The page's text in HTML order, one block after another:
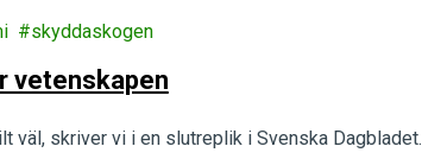
skyddaskogen
vetenskapen
väl, skriver vi i en slutreplik i Svenska Dagbladet.